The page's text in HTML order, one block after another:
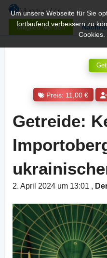
Mitglied werden
Um unsere Webseite für Sie
fortlaufend verbessern zu
Cookies.
Preis: 11,00 €
Getreide:
2. April 2024 um 13:01 ,